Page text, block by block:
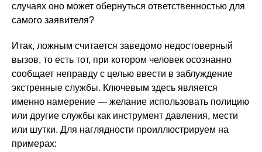
случаях оно может обернуться ответственностью для
самого заявителя?
Итак, ложным считается заведомо недостоверный
вызов, то есть тот, при котором человек осознанно
сообщает неправду с целью ввести в заблуждение
экстренные службы. Ключевым здесь является
именно намерение — желание использовать полицию
или другие службы как инструмент давления, мести
или шутки. Для наглядности проиллюстрируем на
примерах: